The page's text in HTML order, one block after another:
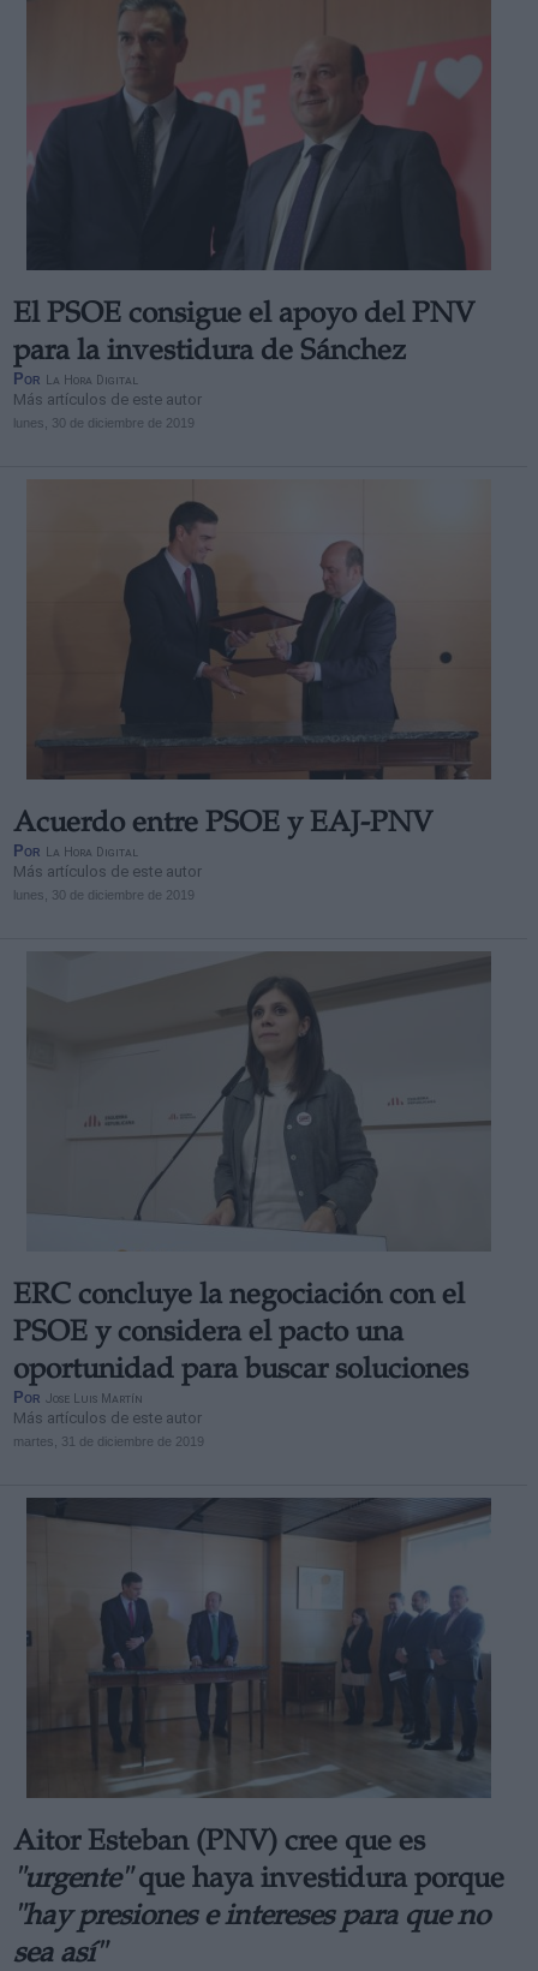
El PSOE consigue el apoyo del PNV
para la investidura de Sánchez
Por La Hora Digital
Más artículos de este autor
lunes, 30 de diciembre de 2019
Acuerdo entre PSOE y EAJ-PNV
Por La Hora Digital
Más artículos de este autor
lunes, 30 de diciembre de 2019
ERC concluye la negociación con el
PSOE y considera el pacto una
oportunidad para buscar soluciones
Por Jose Luis Martín
Más artículos de este autor
martes, 31 de diciembre de 2019
Aitor Esteban (PNV) cree que es
"urgente"que haya investidura porque
"hay presiones e intereses para que no
sea así"